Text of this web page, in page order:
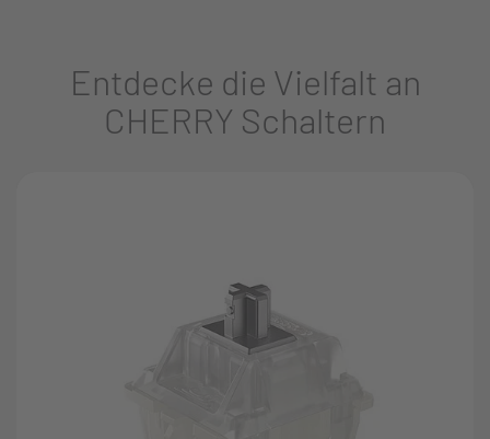
Entdecke die Vielfalt an
CHERRY Schaltern